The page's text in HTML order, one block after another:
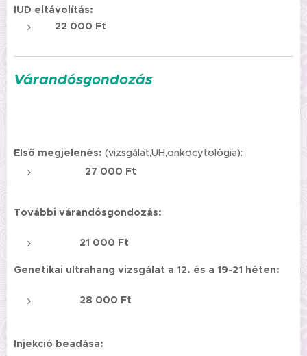
IUD eltávolítás:
22 000 Ft
Várandósgondozás
Első megjelenés: (vizsgálat,UH,onkocytológia):
27 000 Ft
További várandósgondozás:
21 000 Ft
Genetikai ultrahang vizsgálat a 12. és a 19-21 héten:
28 000 Ft
Injekció beadása: